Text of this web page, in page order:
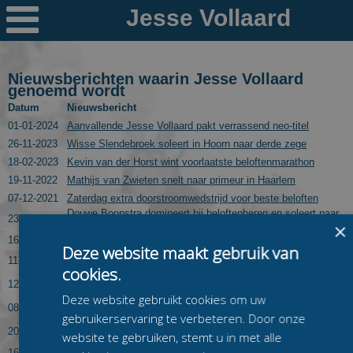

Nieuws
Ploegen
PR's
Schaatspeloton.nl
Nieuwsberichten waarin Jesse Vollaard
genoemd wordt
Datum
Nieuwsbericht
01-01-2024
Aanvallende Jesse Vollaard pakt verrassend neo-titel
26-11-2023
Wisse Slendebroek soleert in Hoorn naar derde zege
18-02-2023
Kevin van der Horst wint voorlaatste beloftenmarathon
19-11-2022
Mathijs van Zwieten snelt naar primeur in Haarlem
07-12-2021
Zaterdag extra doorstroomwedstrijd voor beste beloften
23-10-2021
Douwe Boonstra domineert bij beloftenheren en soleert naar
16-04-2020
11-03-2020
Jesse Vollaard en Evelieke Kool winnen Kampioenschap
van Haarlem
12-02-2020
Ook uitnodiging masters voor doorstroommarathon na
08-02-2020
Jesse Vollaard en Evelien Vijn leeftijdsgenoten de baas in
Junioren B-NK
20-01-2020
Hans van den Eeckhout en Robert Gaasenbeek winnen
zesde 6-Banenwedstrijd
×
Deze website maakt gebruik van
cookies.
Deze website gebruikt cookies om uw
gebruikerservaring te verbeteren. Door onze
website te gebruiken, stemt u in met alle